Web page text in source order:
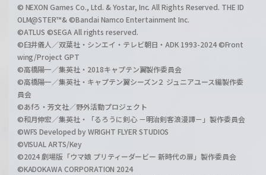
© NEXON Games Co., Ltd. & Yostar, Inc. All Rights Reserved. THE ID
OLM@STER™& ©Bandai Namco Entertainment Inc.
©ATLUS ©SEGA All rights reserved.
©臼井儀人／双葉社・シンエイ・テレビ朝日・ADK 1993-2024 ©Front
wing/Project GPT
©高橋陽一／集英社・2018キャプテン翼製作委員会
©高橋陽一／集英社・キャプテン翼シーズン２ ジュニアユース編製作委
員会
©あfろ・芳文社／野外活動プロジェクト
©和月伸宏／集英社・「るろうに剣心 －明治剣客浪漫譚－」製作委員会
©WFS Developed by WRIGHT FLYER STUDIOS
©VISUAL ARTS/Key
©2024 劇場版「ウマ娘 プリティーダービー 新時代の扉」製作委員会
©KADOKAWA CORPORATION 2024